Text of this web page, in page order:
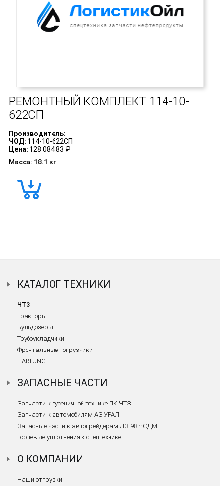
РЕМОНТНЫЙ КОМПЛЕКТ 114-10-
622СП
Производитель:
ЧОД: 114-10-622СП
Цена: 128 084,83 ₽
Масса: 18.1 кг
КАТАЛОГ ТЕХНИКИ
ЧТЗ
Тракторы
Бульдозеры
Трубоукладчики
Фронтальные погрузчики
HARTUNG
ЗАПАСНЫЕ ЧАСТИ
Запчасти к гусеничной технике ПК ЧТЗ
Запчасти к автомобилям АЗ УРАЛ
Запасные части к автогрейдерам ДЗ-98 ЧСДМ
Торцевые уплотнения к спецтехнике
О КОМПАНИИ
Наши отгрузки